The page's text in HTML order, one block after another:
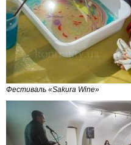
Фестиваль «Sakura Wine»